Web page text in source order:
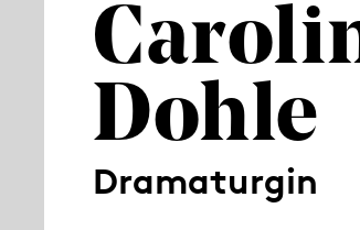
Dohle
Dramaturgin